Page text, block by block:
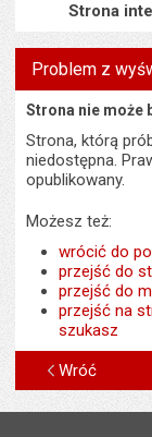
Strona
Problem z
Strona nie może
Strona, którą
niedostępna.
opublikowany.
Możesz też:
wrócić do
przejść do
przejść do
przejść na
szukasz
Wróć